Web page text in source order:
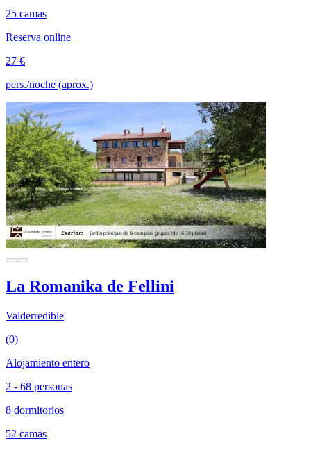
25 camas
Reserva online
27 €
pers./noche (aprox.)
La Romanika de Fellini
Valderredible
(0)
Alojamiento entero
2 - 68 personas
8 dormitorios
52 camas